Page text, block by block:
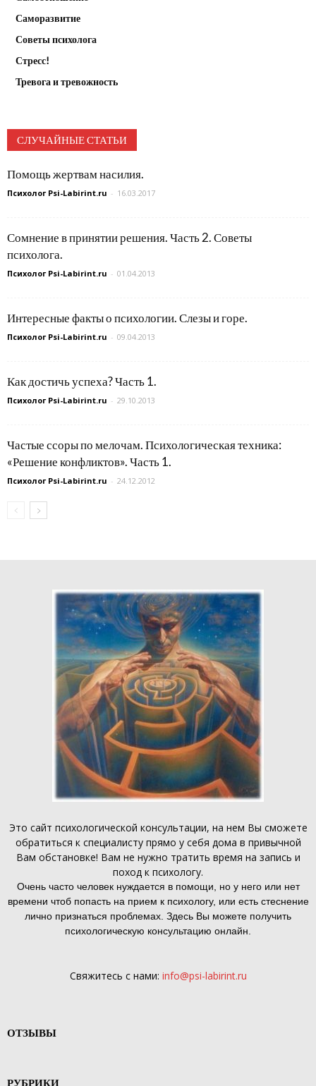
Саморазвитие
Советы психолога
Стресс!
Тревога и тревожность
СЛУЧАЙНЫЕ СТАТЬИ
Помощь жертвам насилия.
Психолог Psi-Labirint.ru - 16.03.2017
Сомнение в принятии решения. Часть 2. Советы
психолога.
Психолог Psi-Labirint.ru - 01.04.2013
Интересные факты о психологии. Слезы и горе.
Психолог Psi-Labirint.ru - 09.04.2013
Как достичь успеха? Часть 1.
Психолог Psi-Labirint.ru - 29.10.2013
Частые ссоры по мелочам. Психологическая техника:
«Решение конфликтов». Часть 1.
Психолог Psi-Labirint.ru - 24.12.2012
Это сайт психологической консультации, на нем Вы сможете
обратиться к специалисту прямо у себя дома в привычной
Вам обстановке! Вам не нужно тратить время на запись и
поход к психологу.
Очень часто человек нуждается в помощи, но у него или нет
времени чтоб попасть на прием к психологу, или есть стеснение
лично признаться проблемах. Здесь Вы можете получить
психологическую консультацию онлайн.
Свяжитесь с нами: info@psi-labirint.ru
ОТЗЫВЫ
РУБРИКИ